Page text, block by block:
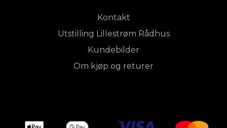
Kontakt
Utstilling Lillestrøm Rådhus
Kundebilder
Om kjøp og returer